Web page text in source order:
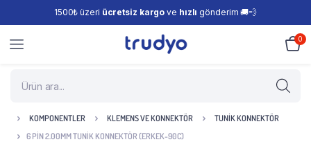
1500₺ üzeri ücretsiz kargo ve hızlı gönderim 🚚💨
0
KOMPONENTLER KLEMENS VE KONNEKTÖR
TUNIK KONNEKTÖR
6 PIN 2.00MM TUNIK KONNEKTÖR (ERKEK-90C)